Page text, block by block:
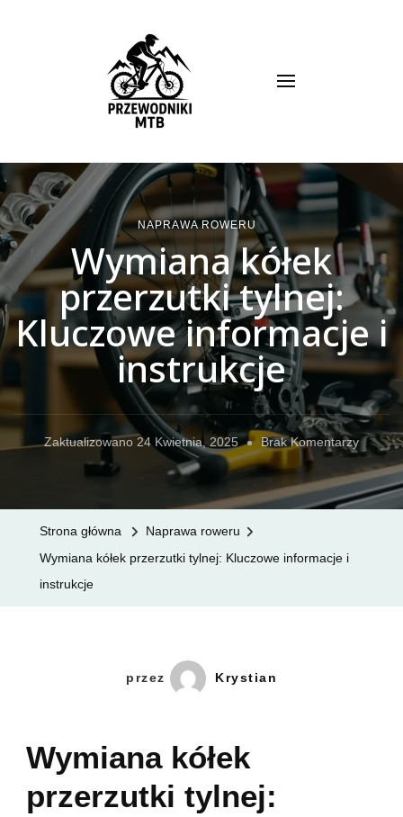
NAPRAWA ROWERU
Wymiana kółek
przerzutki tylnej:
Kluczowe informacje i
instrukcje
Zaktualizowano 24 Kwietnia, 2025 Brak KomentarzyDo
Kółek
Strona główna
Naprawa roweru
Wymiana kółek przerzutki tylnej: Kluczowe informacje i
instrukcje
przez Krystian
Wymiana kółek
przerzutki tylnej: